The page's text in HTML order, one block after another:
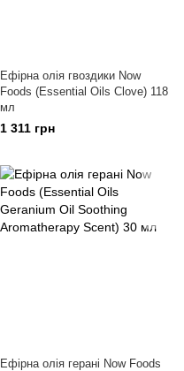
Ефірна олія гвоздики Now
Foods (Essential Oils Clove) 118
мл
1 311 грн
Ефірна олія герані Now Foods